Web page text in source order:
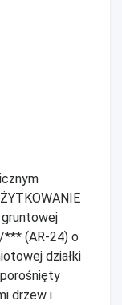
gruntowej
*** (AR-24) o
działki
drzew i